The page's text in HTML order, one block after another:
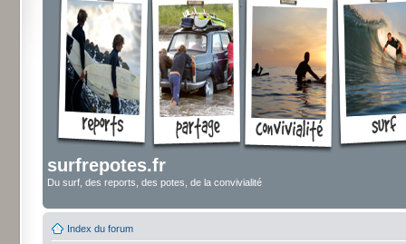
surfrepotes.fr
Du surf, des reports, des potes, de la convivialité
Index du forum